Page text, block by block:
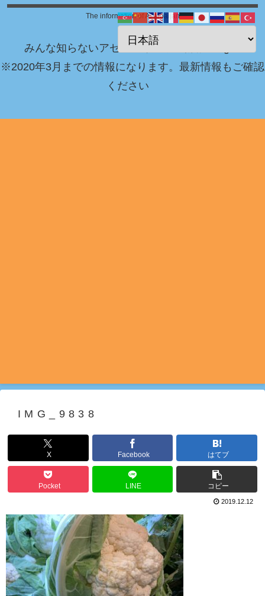
The information of Azerbaijan
みんな知らないアゼルバイジャン情報 Blog！
※2020年3月までの情報になります。最新情報もご確認
ください
IMG_9838
X Facebook はてブ
Pocket LINE コピー
2019.12.12